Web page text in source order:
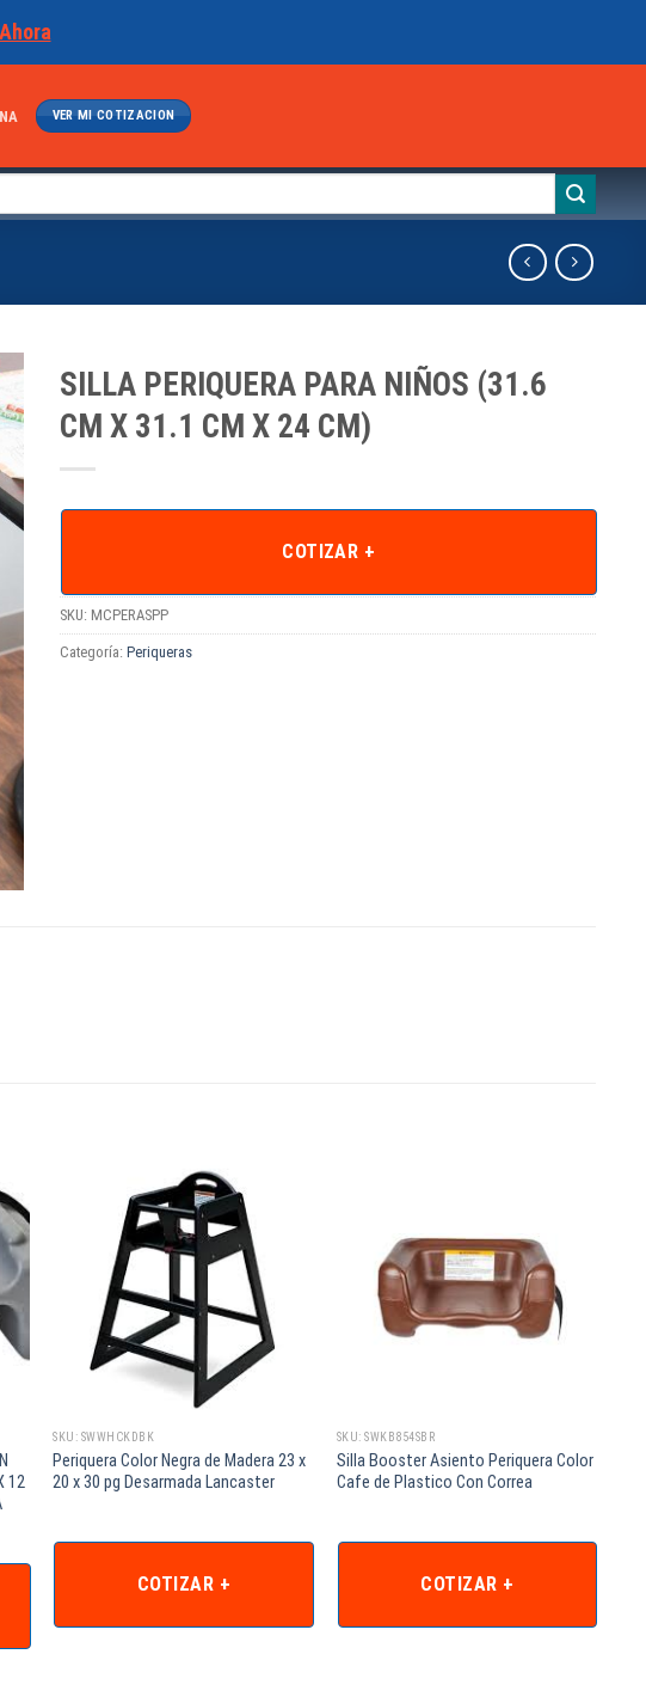
VER MI COTIZACION
SILLA PERIQUERA PARA NIÑOS (31.6
CM X 31.1 CM X 24 CM)
COTIZAR +
SKU: MCPERASPP
Categoría: Periqueras
12
SKU: SWWHCKDBK
Periquera Color Negra de Madera 23 x
20 x 30 pg Desarmada Lancaster
COTIZAR +
SKU: SWKB854SBR
Silla Booster Asiento Periquera Color
Cafe de Plastico Con Correa
COTIZAR +